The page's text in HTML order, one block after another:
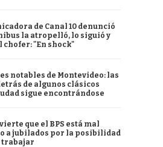
de Canal 10 denunció
la atropelló, lo siguió y
chofer: "En shock"
notables de Montevideo: las
de algunos clásicos
sigue encontrándose
que el BPS está mal
a jubilados por la posibilidad
trabajar